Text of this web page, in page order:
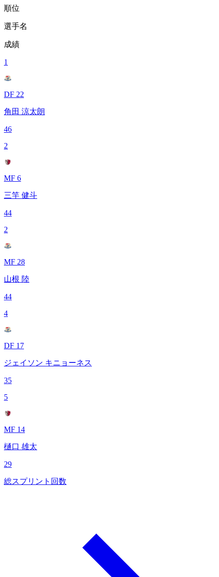
順位
選手名
成績
1
DF 22
角田 涼太朗
46
2
MF 6
三竿 健斗
44
2
MF 28
山根 陸
44
4
DF 17
ジェイソン キニョーネス
35
5
MF 14
樋口 雄太
29
総スプリント回数